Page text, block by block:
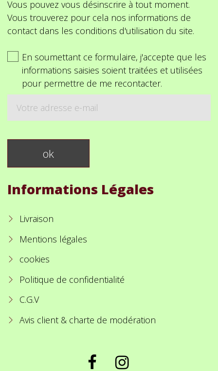
Vous pouvez vous désinscrire à tout moment.
Vous trouverez pour cela nos informations de
contact dans les conditions d'utilisation du site.
En soumettant ce formulaire, j'accepte que les
informations saisies soient traitées et utilisées
pour permettre de me recontacter.
Informations Légales
Livraison
Mentions légales
cookies
Politique de confidentialité
C.G.V
Avis client & charte de modération